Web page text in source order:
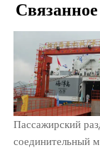
Пассажирский
соединительный